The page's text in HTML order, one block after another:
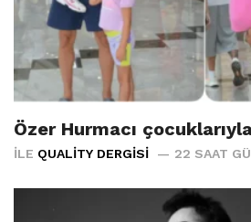
Özer Hurmacı
İLE QUALITY DERGISI 22 SAAT